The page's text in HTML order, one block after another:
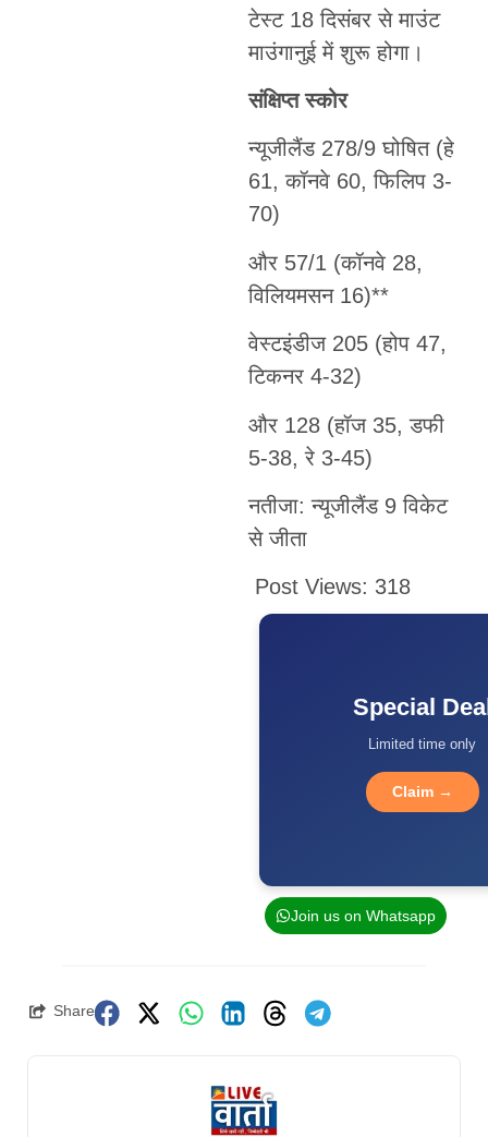
टेस्ट 18 दिसंबर से माउंट
माउंगानुई में शुरू होगा।
संक्षिप्त स्कोर
न्यूजीलैंड 278/9 घोषित (हे
61, कॉनवे 60, फिलिप 3-
70)
और 57/1 (कॉनवे 28,
विलियमसन 16)**
वेस्टइंडीज 205 (होप 47,
टिकनर 4-32)
और 128 (हॉज 35, डफी
5-38, रे 3-45)
नतीजा: न्यूजीलैंड 9 विकेट
से जीता
Post Views: 318
Special
Limited time only
Claim →
Join us on Whatsapp
Share